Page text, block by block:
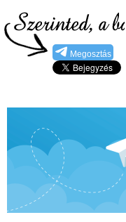
Megosztás